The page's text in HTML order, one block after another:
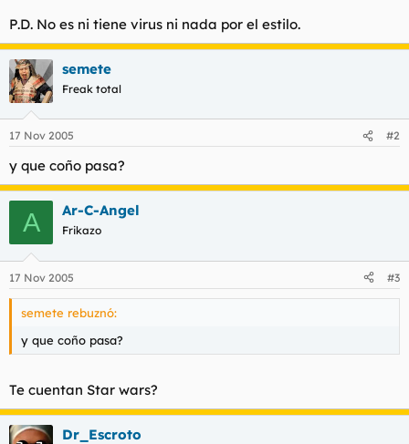
P.D. No es ni tiene virus ni nada por el estilo.
semete
Freak total
17 Nov 2005 #2
y que coño pasa?
A Ar-C-Angel
Frikazo
17 Nov 2005 #3
semete rebuznó:
y que coño pasa?
Te cuentan Star wars?
Dr_Escroto